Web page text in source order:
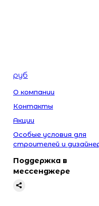
руб
О компании
Контакты
Акции
Особые условия для
строителей и
Поддержка в
мессенджере